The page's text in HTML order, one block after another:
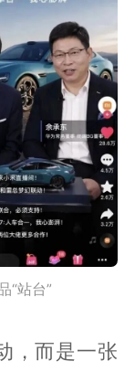
“站台”
，而是一张